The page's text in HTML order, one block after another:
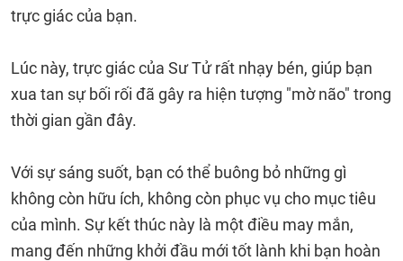
trực giác của bạn.
Lúc này, trực giác của Sư Tử rất nhạy bén, giúp bạn
xua tan sự bối rối đã gây ra hiện tượng "mờ não" trong
thời gian gần đây.
Với sự sáng suốt, bạn có thể buông bỏ những gì
không còn hữu ích, không còn phục vụ cho mục tiêu
của mình. Sự kết thúc này là một điều may mắn,
mang đến những khởi đầu mới tốt lành khi bạn hoàn